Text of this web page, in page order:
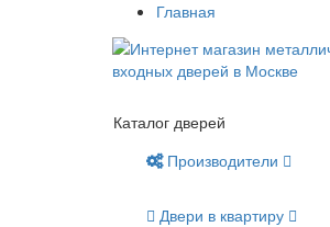
Главная
Каталог дверей
Производители
Двери в квартиру